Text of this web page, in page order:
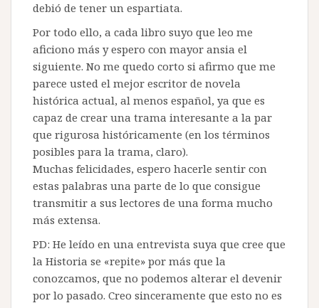
debió de tener un espartiata.
Por todo ello, a cada libro suyo que leo me
aficiono más y espero con mayor ansia el
siguiente. No me quedo corto si afirmo que me
parece usted el mejor escritor de novela
histórica actual, al menos español, ya que es
capaz de crear una trama interesante a la par
que rigurosa históricamente (en los términos
posibles para la trama, claro).
Muchas felicidades, espero hacerle sentir con
estas palabras una parte de lo que consigue
transmitir a sus lectores de una forma mucho
más extensa.
PD: He leído en una entrevista suya que cree que
la Historia se «repite» por más que la
conozcamos, que no podemos alterar el devenir
por lo pasado. Creo sinceramente que esto no es